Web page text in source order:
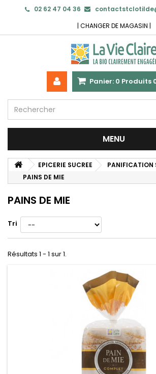
02 62 47 04 36
| CHANGER DE MAGASIN |
Panier: 0 Produits
MENU
EPICERIE SUCREE
PANIFICATION
PAINS DE MIE
PAINS DE MIE
Tri
Résultats 1 - 1 sur 1.